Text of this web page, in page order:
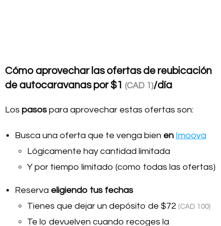
Cómo aprovechar las ofertas de reubicación
de autocaravanas por$1 (CAD 1)/día
Los pasos para aprovechar estas ofertas son:
Busca una oferta que te venga bien en Imoova
Lógicamente hay cantidad limitada
Y por tiempo limitado (como todas las ofertas)
Reserva eligiendo tus fechas
Tienes que dejar un depósito de $72 (CAD 100)
Te lo devuelven cuando recoges la